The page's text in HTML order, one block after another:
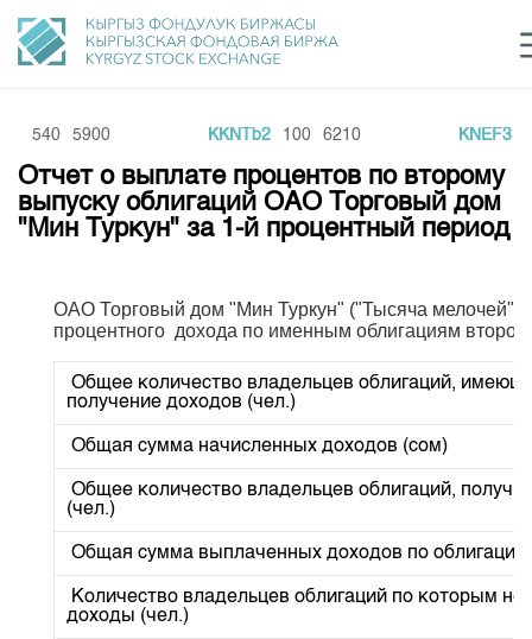
Финансовый рынок KG login Рус Кыр Eng
О нас
Общая информация
Акционеры
Руководство
Внутренний аудитор
Комитеты
Участники торгов
Наши партнеры
Cтратегия развития
Корпоративные документы
Направления
Листинг
Центр раскрытия информации
Тарифы
Аналитика
Финансовый рынок KG
Пресс-клуб
25 лет ЗАО КФБ
Биржевая деятельность
Депозитарная деятельность
Центр раскрытия информации
Статистика торгов
Итоги последних торгов
Архив торгов
Индекс и Капитализация
Котировки по ЦБ
Котировки по драг. металлам
Учебный центр
Общая информация
План работы на год
540 5900 KKNTb2 100 6210 KNEF3
Отчет о выплате процентов по второму
выпуску облигаций ОАО Торговый дом
"Мин Туркун" за 1-й процентный период
ОАО Торговый дом "Мин Туркун" ("Тысяча мелочей")
процентного дохода по именным облигациям
Общее количество владельцев облигаций,
получение доходов (чел.)
Общая сумма начисленных доходов (сом)
Общее количество владельцев облигаций,
(чел.)
Общая сумма выплаченных доходов по
Количество владельцев облигаций по которым
доходы (чел.)